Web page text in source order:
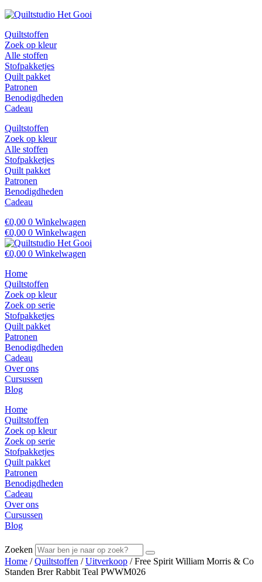
Quiltstoffen
Zoek op kleur
Alle stoffen
Stofpakketjes
Quilt pakket
Patronen
Benodigdheden
Cadeau
Quiltstoffen
Zoek op kleur
Alle stoffen
Stofpakketjes
Quilt pakket
Patronen
Benodigdheden
Cadeau
€0,00 0 Winkelwagen
€0,00 0 Winkelwagen
€0,00 0 Winkelwagen
Home
Quiltstoffen
Zoek op kleur
Zoek op serie
Stofpakketjes
Quilt pakket
Patronen
Benodigdheden
Cadeau
Over ons
Cursussen
Blog
Home
Quiltstoffen
Zoek op kleur
Zoek op serie
Stofpakketjes
Quilt pakket
Patronen
Benodigdheden
Cadeau
Over ons
Cursussen
Blog
Zoeken
Home /Quiltstoffen /Uitverkoop / Free Spirit William Morris & Co
Standen Brer Rabbit Teal PWWM026